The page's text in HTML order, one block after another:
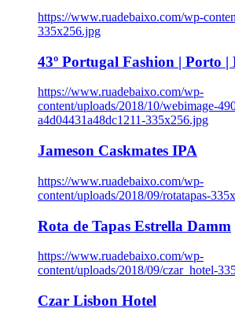
https://www.ruadebaixo.com/wp-
335x256.jpg
43º Portugal Fashion | Porto |
https://www.ruadebaixo.com/wp-
content/uploads/2018/10/webimage-
a4d04431a48dc1211-335x256.jpg
Jameson Caskmates IPA
https://www.ruadebaixo.com/wp-
content/uploads/2018/09/rotatapas-
Rota de Tapas Estrella Damm
https://www.ruadebaixo.com/wp-
content/uploads/2018/09/czar_hotel-
Czar Lisbon Hotel